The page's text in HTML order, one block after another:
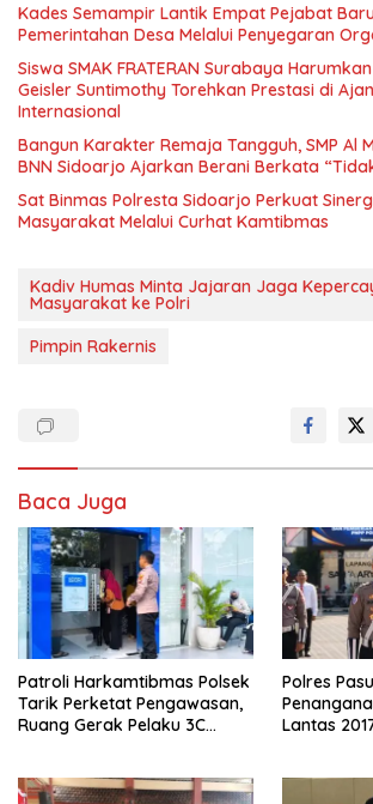
Kades Semampir Lantik Empat Pejabat
Pemerintahan Desa Melalui Penyegaran
Siswa SMAK FRATERAN Surabaya
Geisler Suntimothy Torehkan Prestasi di
Internasional
Bangun Karakter Remaja Tangguh, SMP Al
BNN Sidoarjo Ajarkan Berani Berkata
Sat Binmas Polresta Sidoarjo Perkuat
Masyarakat Melalui Curhat Kamtibmas
Kadiv Humas Minta Jajaran Jaga
Masyarakat ke Polri
Pimpin Rakernis
Baca Juga
Patroli Harkamtibmas Polsek
Tarik Perketat Pengawasan,
Ruang Gerak Pelaku 3C
Polres
Lantas